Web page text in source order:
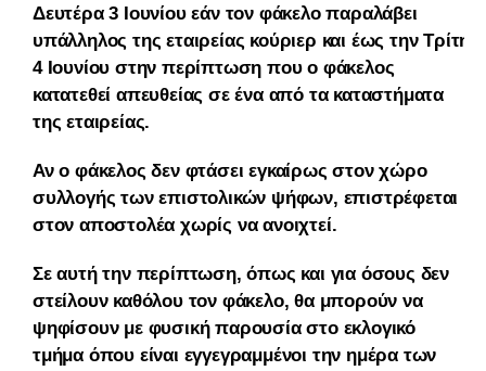
Δευτέρα 3 Ιουνίου εάν τον φάκελο παραλάβει
υπάλληλος της εταιρείας κούριερ και έως την Τρίτη
4 Ιουνίου στην περίπτωση που ο φάκελος
κατατεθεί απευθείας σε ένα από τα καταστήματα
της εταιρείας.
Αν ο φάκελος δεν φτάσει εγκαίρως στον χώρο
συλλογής των επιστολικών ψήφων, επιστρέφεται
στον αποστολέα χωρίς να ανοιχτεί.
Σε αυτή την περίπτωση, όπως και για όσους δεν
στείλουν καθόλου τον φάκελο, θα μπορούν να
ψηφίσουν με φυσική παρουσία στο εκλογικό
τμήμα όπου είναι εγγεγραμμένοι την ημέρα των